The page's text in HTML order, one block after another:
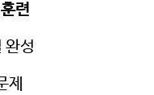
련
완성